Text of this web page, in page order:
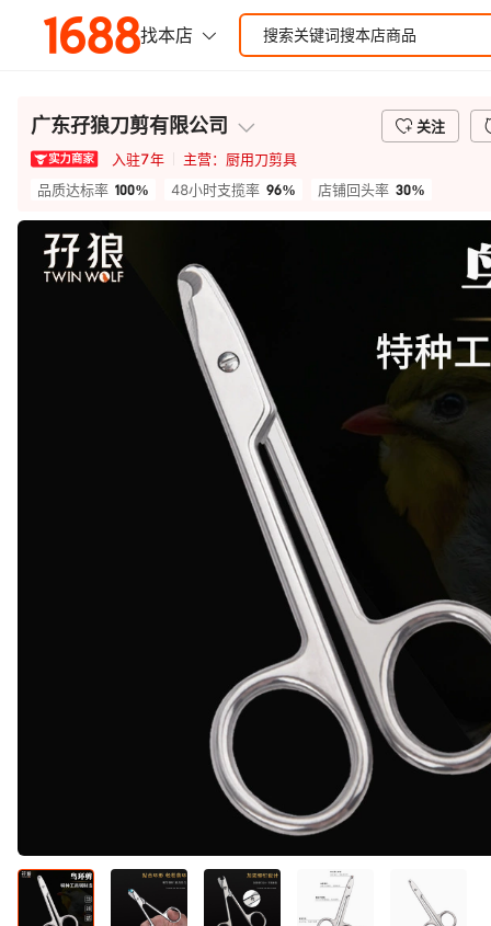
广东孖狼刀剪有限公司 关注
入驻7年 主营： 厨用刀剪具
品质达标率 100% 48小时支揽率 96% 店铺回头率 30%